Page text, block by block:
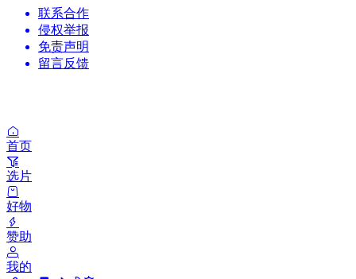
联系合作
侵权举报
免责声明
留言反馈
首页
选片
好物
赞助
我的